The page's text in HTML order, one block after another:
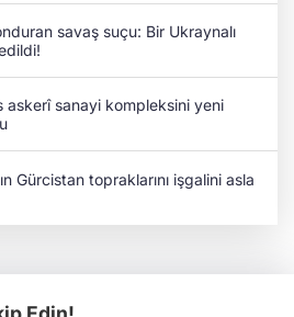
savaş suçu: Bir Ukraynalı
askerî sanayi kompleksini yeni
Gürcistan topraklarını işgalini asla